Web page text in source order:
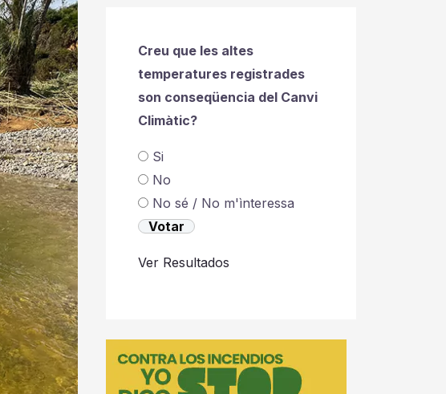
Creu que les altes
temperatures registrades
son conseqüencia del Canvi
Climàtic?
Si
No
No sé / No m'ìnteressa
Ver Resultados